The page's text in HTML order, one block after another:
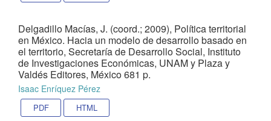
Delgadillo Macías, J. (coord.; 2009), Política territorial
en México. Hacia un modelo de desarrollo basado en
el territorio, Secretaría de Desarrollo Social, Instituto
de Investigaciones Económicas, UNAM y Plaza y
Valdés Editores, México 681 p.
Isaac Enríquez Pérez
PDF HTML